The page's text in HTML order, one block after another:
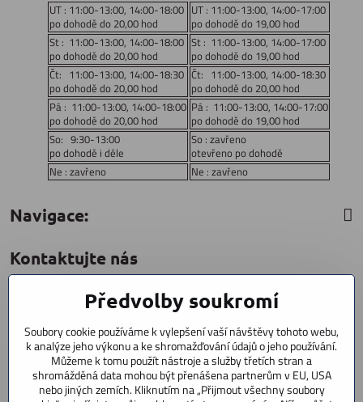
UT : 11:00-13:00, 14:00-18:00
po dohodě do 20,00 hod
UT : 11:00-13:00, 14:00-17:00
po dohodě do 19,00 hod
St : 11:00-13:00, 14:00-18:00
po dohodě do 20,00 hod
St : 11:00-13:00, 14:00-17:00
po dohodě do 19,00 hod
Čt: 11:00-13:00, 14:00-18:30
po dohodě do 20,00 hod
Čt: 11:00-13:00, 14:00-18:30
po dohodě do 20,00 hod
Pá : 11:00-13:00, 14:00-18:00
po dohodě do 20,00 hod
Pá : 11:00-13:00, 14:00-17:00
po dohodě do 19,00 hod
So: 9:30-13:00
po dohodě i déle
So : zavřeno
otevřeno po dohodě
Ne : zavřeno
Ne : zavřeno
Navigace:
Kontaktujte nás
CYCLESTAR s​.r​.o​.
Praha 5 Radotín
153 00
+420 602 856 404
Předvolby soukromí
Soubory cookie používáme k vylepšení vaší návštěvy tohoto webu,
k analýze jeho výkonu a ke shromažďování údajů o jeho používání.
Můžeme k tomu použít nástroje a služby třetích stran a
shromážděná data mohou být přenášena partnerům v EU, USA
nebo jiných zemích. Kliknutím na „Přijmout všechny soubory